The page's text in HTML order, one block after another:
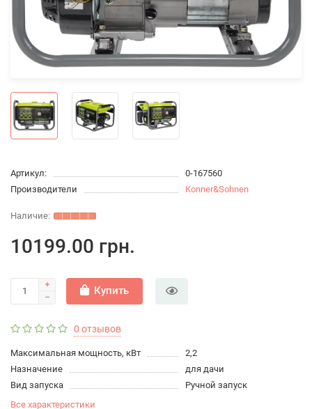
Артикул:
0-167560
Производители
Konner&Sohnen
10199.00 грн.
Купить
0 отзывов
Максимальная мощность, кВт
2,2
Назначение
для дачи
Вид запуска
Ручной запуск
Все характеристики